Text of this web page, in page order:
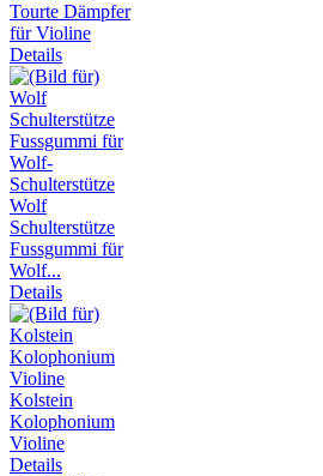
Tourte Dämpfer
für Violine
Details
Wolf
Schulterstütze
Fussgummi für
Wolf...
Details
Kolstein
Kolophonium
Violine
Details